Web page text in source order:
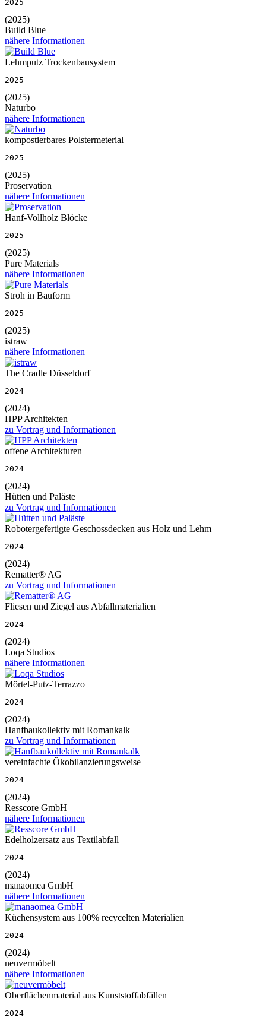
2025
(2025)
Build Blue
nähere Informationen
Lehmputz Trockenbausystem
2025
(2025)
Naturbo
nähere Informationen
kompostierbares Polstermeterial
2025
(2025)
Proservation
nähere Informationen
Hanf-Vollholz Blöcke
2025
(2025)
Pure Materials
nähere Informationen
Stroh in Bauform
2025
(2025)
istraw
nähere Informationen
The Cradle Düsseldorf
2024
(2024)
HPP Architekten
zu Vortrag und Informationen
offene Architekturen
2024
(2024)
Hütten und Paläste
zu Vortrag und Informationen
Robotergefertigte Geschossdecken aus Holz und Lehm
2024
(2024)
Rematter® AG
zu Vortrag und Informationen
Fliesen und Ziegel aus Abfallmaterialien
2024
(2024)
Loqa Studios
nähere Informationen
Mörtel-Putz-Terrazzo
2024
(2024)
Hanfbaukollektiv mit Romankalk
zu Vortrag und Informationen
vereinfachte Ökobilanzierungsweise
2024
(2024)
Resscore GmbH
nähere Informationen
Edelholzersatz aus Textilabfall
2024
(2024)
manaomea GmbH
nähere Informationen
Küchensystem aus 100% recycelten Materialien
2024
(2024)
neuvermöbelt
nähere Informationen
Oberflächenmaterial aus Kunststoffabfällen
2024